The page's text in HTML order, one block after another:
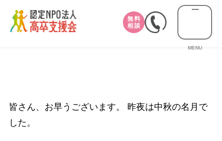
無料
相談
MENU
皆さん、お早うございます。 昨夜は中秋の名月で
した。